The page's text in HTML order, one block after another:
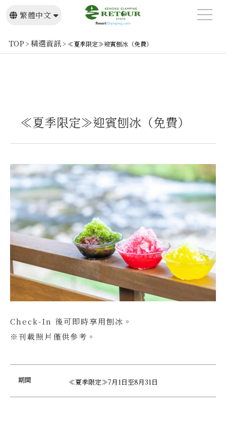
繁體中文
TOP > 精選資訊> ≪夏季限定≫迎賓刨冰（免費）
≪夏季限定≫迎賓刨冰（免費）
Check-In 後可即時享用刨冰。
※刊載照片僅供參考。
期間 ≪夏季限定≫7月1日至8月31日